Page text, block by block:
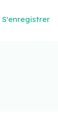
S'enregistrer